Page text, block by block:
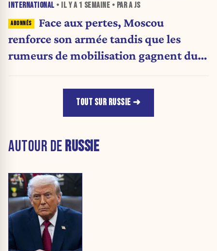
INTERNATIONAL • IL Y A 1 SEMAINE • PAR A JS
Face aux pertes, Moscou
renforce son armée tandis que les
rumeurs de mobilisation gagnent du
TOUT SUR RUSSIE
AUTOUR DERUSSIE